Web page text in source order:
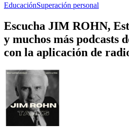
EducaciónSuperación personal
Escucha JIM ROHN,
y muchos más podcasts
con la aplicación de